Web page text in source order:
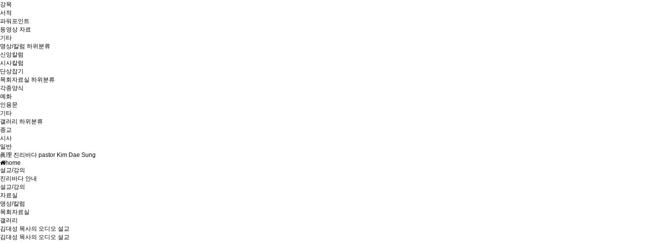
강목
서적
파워포인트
동영상 자료
기타
명상/칼럼 하위분류
신앙칼럼
시사칼럼
단상잡기
목회자료실 하위분류
각종양식
예화
인용문
기타
갤러리 하위분류
종교
시사
일반
眞理 진리바다 pastor Kim Dae Sung
home
설교/강의
진리바다 안내
설교/강의
자료실
명상/칼럼
목회자료실
갤러리
김대성 목사의 오디오 설교
김대성 목사의 오디오 설교